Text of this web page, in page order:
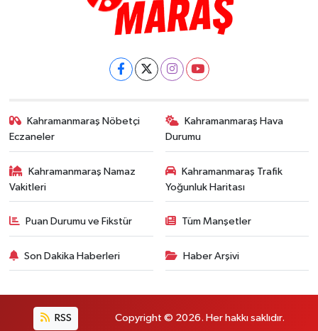
Kahramanmaraş Nöbetçi
Eczaneler
Kahramanmaraş Hava
Durumu
Kahramanmaraş Namaz
Vakitleri
Kahramanmaraş Trafik
Yoğunluk Haritası
Puan Durumu ve Fikstür Tüm Manşetler
Son Dakika Haberleri Haber Arşivi
RSS Copyright © 2026. Her hakkı saklıdır.